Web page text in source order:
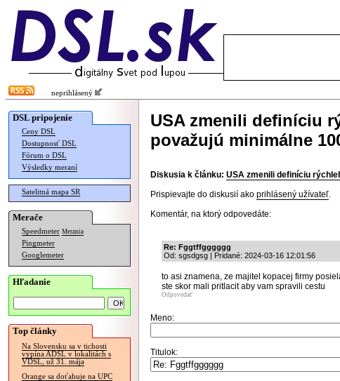
neprihlásený
DSL pripojenie
Ceny DSL
Dostupnosť DSL
Fórum o DSL
Výsledky meraní
Satelitná mapa SR
Merače
Speedmeter Merania
Pingmeter
Googlemeter
Hľadanie
Top články
Na Slovensku sa v tichosti
vypína ADSL v lokalitách s
VDSL, už 31. mája
Orange sa doťahuje na UPC
USA zmenili definíciu
považujú minimálne
Diskusia k článku: USA zmenili definíciu
Prispievajte do diskusií ako prihlásený užívateľ.
Komentár, na ktorý odpovedáte:
Re: Fggtffgggggg
Od: sgsdgsg | Pridané: 2024-03-16 12:01:56
to asi znamena, ze majitel kopacej firmy
ste skor mali pritlacit aby vam spravili cestu
Odpovedať
Meno:
Titulok: